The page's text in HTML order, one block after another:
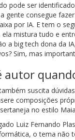
pode ser
gente consegue
por IA. E tem o
ela mistura tudo e
a big tech dona da
Sim, mas
autor
suscita
composições
no estilo
Luiz Fernando
o tema não